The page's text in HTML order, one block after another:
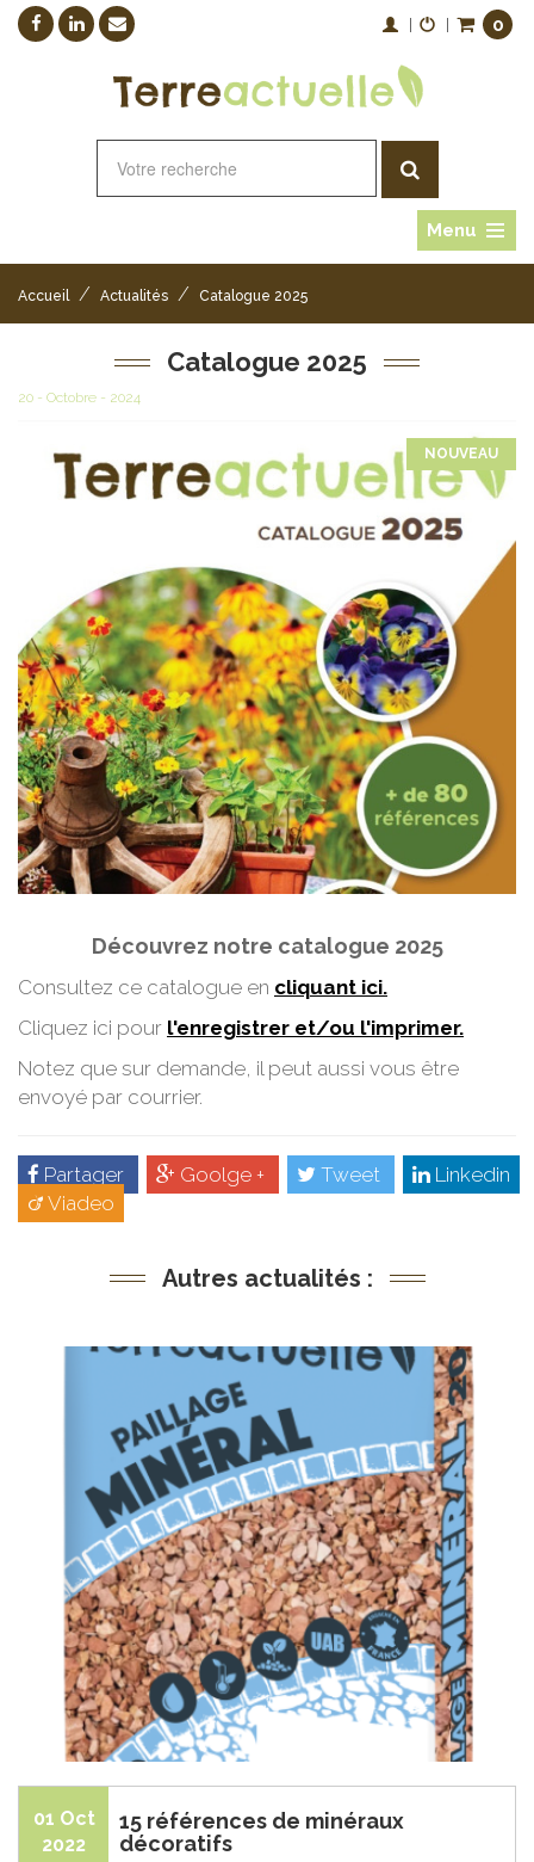
0
Menu
Accueil / Actualités / Catalogue 2025
Catalogue 2025
20 - Octobre - 2024
NOUVEAU
Découvrez notre catalogue 2025
Consultez ce catalogue en cliquant ici.
Cliquez ici pour l'enregistrer et/ou l'imprimer.
Notez que sur demande, il peut aussi vous être
envoyé par courrier.
Partager Goolge + Tweet
Linkedin
Viadeo
Autres actualités :
01 Oct
2022
15 références de minéraux
décoratifs